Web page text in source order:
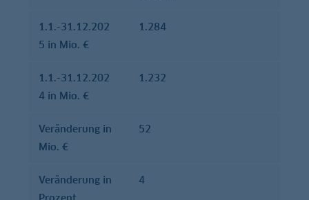
1.1.-31.12.202
5 in Mio. €
1.284
1.1.-31.12.202
4 in Mio. €
1.232
Verände­rung in
Mio. €
52
Verände­rung in
Prozent
4